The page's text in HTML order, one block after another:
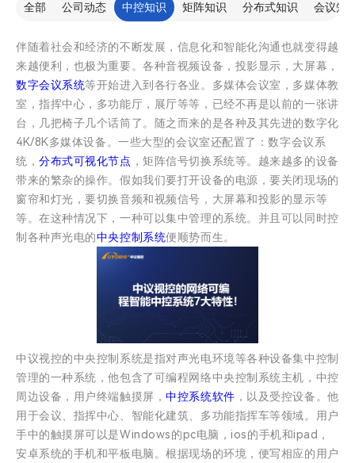
全部 公司动态 中控知识 矩阵知识 分布式知识 会议知
伴随着社会和经济的不断发展，信息化和智能化沟通也就变得越
来越便利，也极为重要。各种音视频设备，投影显示，大屏幕，
数字会议系统等开始进入到各行各业。多媒体会议室，多媒体教
室，指挥中心，多功能厅，展厅等等，已经不再是以前的一张讲
台，几把椅子几个话筒了。随之而来的是各种及其先进的数字化
4K/8K多媒体设备。一些大型的会议室还配置了：数字会议系
统，分布式可视化节点 ，矩阵信号切换系统等。越来越多的设备
带来的繁杂的操作。假如我们要打开设备的电源，要关闭现场的
窗帘和灯光，要切换音频和视频信号，大屏幕和投影的显示等
等。在这种情况下，一种可以集中管理的系统。并且可以同时控
制各种声光电的中央控制系统便顺势而生。
中议视控的中央控制系统是指对声光电环境等各种设备集中控制
管理的一种系统，他包含了可编程网络中央控制系统主机，中控
周边设备，用户终端触摸屏，中控系统软件 ，以及受控设备。他
用于会议、指挥中心、智能化建筑、多功能指挥车等领域。用户
手中的触摸屏可以是Windows的pc电脑，ios的手机和ipad，
安卓系统的手机和平板电脑。根据现场的环境，便写相应的用户